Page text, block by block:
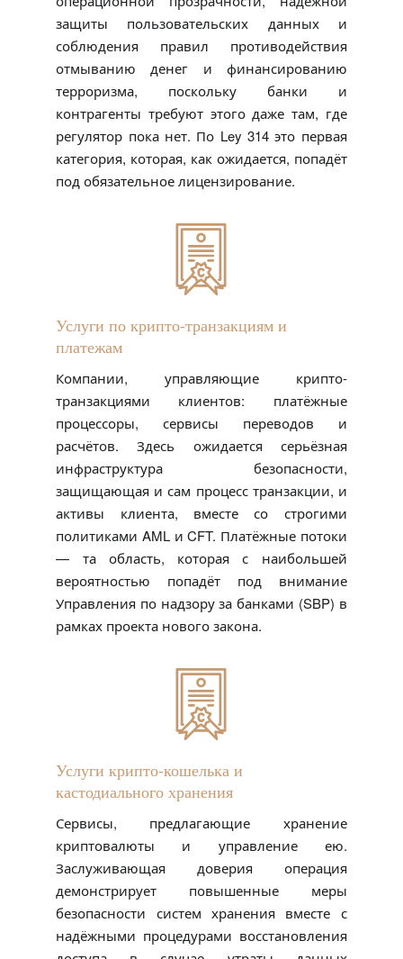
защиты пользовательских данных и
соблюдения правил противодействия
отмыванию денег и финансированию
терроризма, поскольку банки и
контрагенты требуют этого даже там, где
регулятор пока нет. По Ley 314 это первая
категория, которая, как ожидается, попадёт
под обязательное лицензирование.
Услуги по крипто-транзакциям и
платежам
Компании, управляющие крипто-
транзакциями клиентов: платёжные
процессоры, сервисы переводов и
расчётов. Здесь ожидается серьёзная
инфраструктура безопасности,
защищающая и сам процесс транзакции, и
активы клиента, вместе со строгими
политиками AML и CFT. Платёжные потоки
— та область, которая с наибольшей
вероятностью попадёт под внимание
Управления по надзору за банками (SBP) в
рамках проекта нового закона.
Услуги крипто-кошелька и
кастодиального хранения
Сервисы, предлагающие хранение
криптовалюты и управление ею.
Заслуживающая доверия операция
демонстрирует повышенные меры
безопасности систем хранения вместе с
надёжными процедурами восстановления